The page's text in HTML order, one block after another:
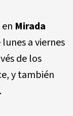
Mirada
a viernes
de los
y también